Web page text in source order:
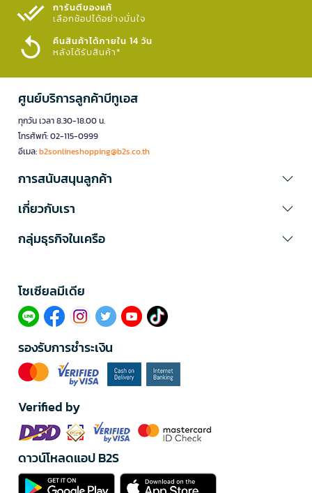
การันตีของแท้
เลือกช้อปได้อย่างมั่นใจ​
คืนสินค้าได้ภายใน 14 วัน
หลังได้รับสินค้า*
ศูนย์บริการลูกค้าบีทูเอส
ทุกวัน เวลา 8.30-18.00 น.
โทรศัพท์: 02-115-0999
อีเมล:b2sonlineshopping@b2s.co.th
การสนับสนุนลูกค้า
เกี่ยวกับเรา
กลุ่มธุรกิจในเครือ
โซเซียลมีเดีย​
รองรับการชำระเงิน
Verified by
ดาวน์โหลดแอป B2S